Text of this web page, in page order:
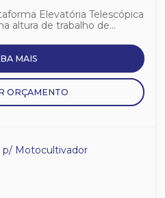
Elevatória Telescópica
altura de trabalho de...
MAIS
ORÇAMENTO